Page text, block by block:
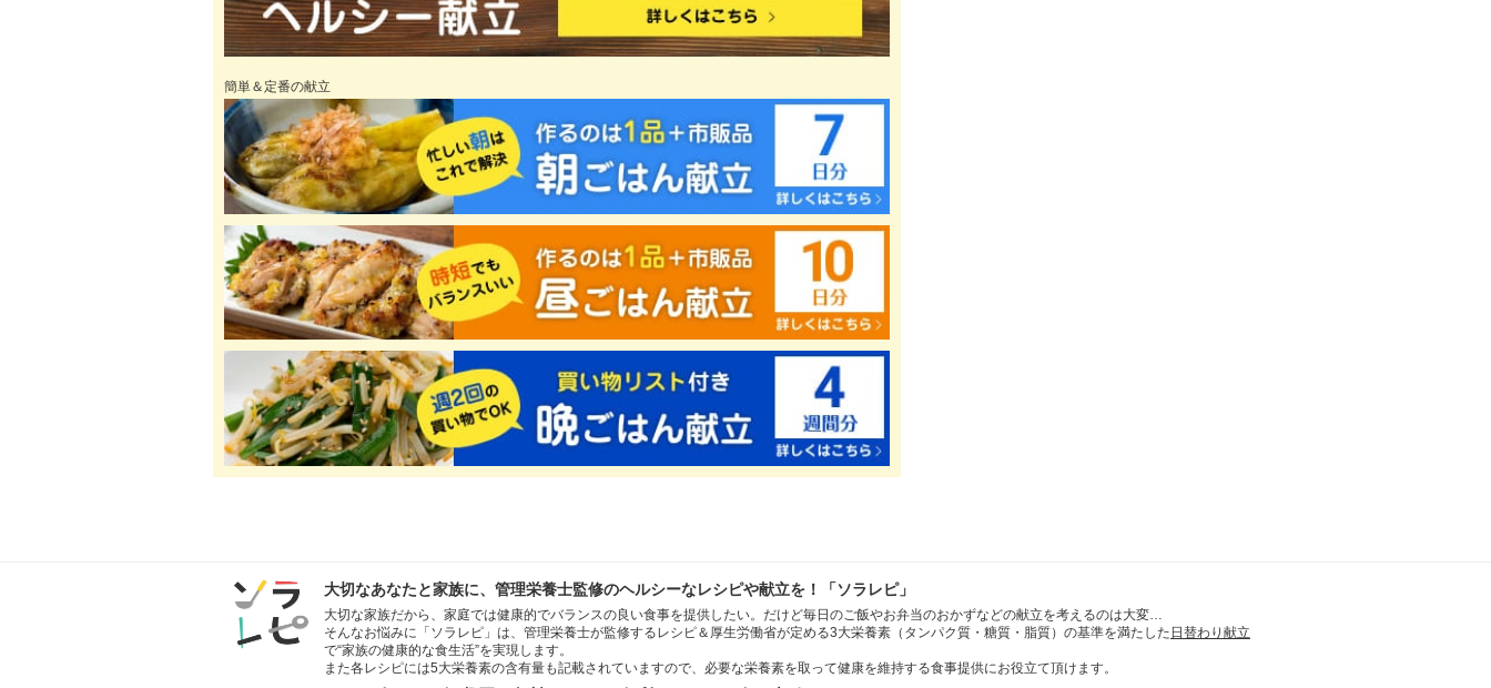
簡単＆定番の献立
大切なあなたと家族に、管理栄養士監修のヘルシーなレシピや献立を！「ソラレピ」
大切な家族だから、家庭では健康的でバランスの良い食事を提供したい。だけど毎日のご飯やお弁当のおかずなどの献立を考えるのは大変…
そんなお悩みに「ソラレピ」は、管理栄養士が監修するレシピ＆厚生労働省が定める3大栄養素（タンパク質・糖質・脂質）の基準を満たした 日替わり献立
で“家族の健康的な食生活”を実現します。
また各レシピには5大栄養素の含有量も記載されていますので、必要な栄養素を取って健康を維持する食事提供にお役立て頂けます。